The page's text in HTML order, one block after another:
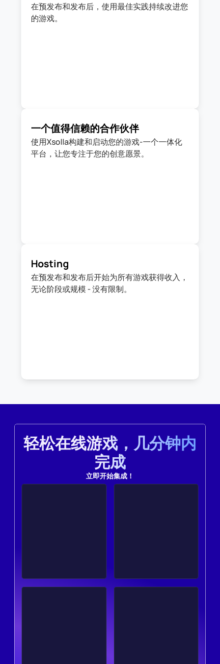
在预发布和发布后，使用最佳实践持续改进您
的游戏。
一个值得信赖的合作伙伴
使用Xsolla构建和启动您的游戏-一个一体化
Hosting
在预发布和发布后开始为所有游戏获得收入，
无论阶段或规模 - 没有限制。
轻松在线游戏，几分钟内
完成
立即开始集成！